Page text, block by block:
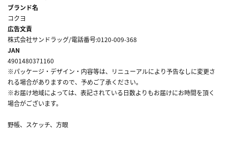
ブランド名
コクヨ
広告文責
株式会社サンドラッグ/電話番号:0120-009-368
JAN
4901480371160
※パッケージ・デザイン・内容等は、リニューアルにより予告なしに変更さ
れる場合がありますので、予めご了承ください。
※お届け地域によっては、表記されている日数よりもお届けにお時間を頂く
場合がございます。
野帳、スケッチ、方眼